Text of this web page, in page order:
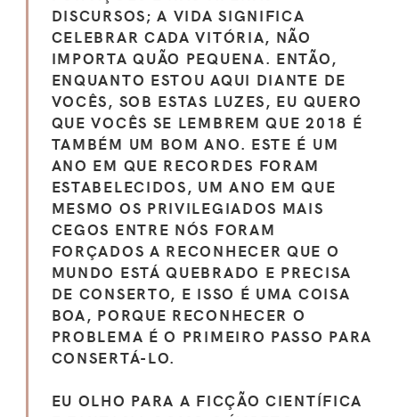
DISCURSOS; A VIDA SIGNIFICA
CELEBRAR CADA VITÓRIA, NÃO
IMPORTA QUÃO PEQUENA. ENTÃO,
ENQUANTO ESTOU AQUI DIANTE DE
VOCÊS, SOB ESTAS LUZES, EU QUERO
QUE VOCÊS SE LEMBREM QUE 2018 É
TAMBÉM UM BOM ANO. ESTE É UM
ANO EM QUE RECORDES FORAM
ESTABELECIDOS, UM ANO EM QUE
MESMO OS PRIVILEGIADOS MAIS
CEGOS ENTRE NÓS FORAM
FORÇADOS A RECONHECER QUE O
MUNDO ESTÁ QUEBRADO E PRECISA
DE CONSERTO, E ISSO É UMA COISA
BOA, PORQUE RECONHECER O
PROBLEMA É O PRIMEIRO PASSO PARA
CONSERTÁ-LO.
EU OLHO PARA A FICÇÃO CIENTÍFICA